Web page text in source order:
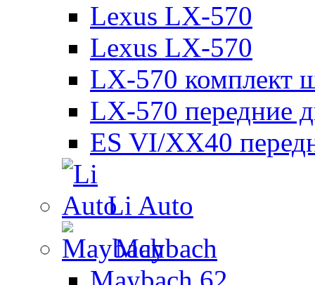
Lexus LX-570
Lexus LX-570
LX-570 комплект
LX-570 передние
ES VI/XX40
Li Auto
Maybach